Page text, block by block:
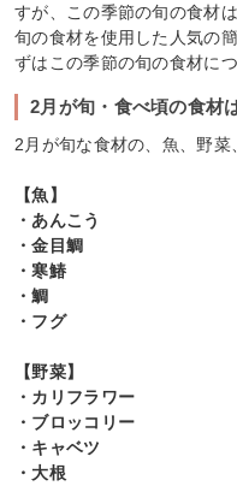
すが、この季節の旬の食材
旬の食材を使用した人気の
ずはこの季節の旬の食材に
2月が旬・食べ頃の食材
2月が旬な食材の、魚、野菜
【魚】
・あんこう
・金目鯛
・寒鰆
・鯛
・フグ
【野菜】
・カリフラワー
・ブロッコリー
・キャベツ
・大根